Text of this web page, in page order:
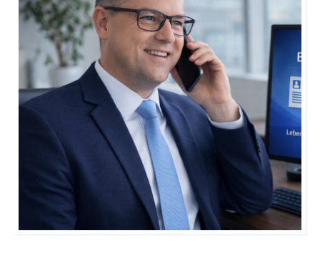
Gewalt in Arztpraxen
Impressum
Datenschutzerklärung
Kontakt